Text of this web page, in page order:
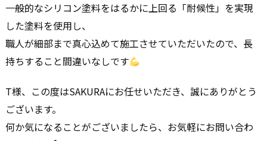
一般的なシリコン塗料をはるかに上回る「耐候性」を実現
した塗料を使用し、
職人が細部まで真心込めて施工させていただいたので、長
持ちすること間違いなしです
T様、この度はSAKURAにお任せいただき、誠にありがとう
ございます。
何か気になることがございましたら、お気軽にお問い合わ